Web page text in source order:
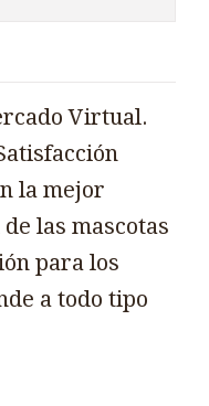
Virtual.
la mejor
las mascotas
para los
a todo tipo